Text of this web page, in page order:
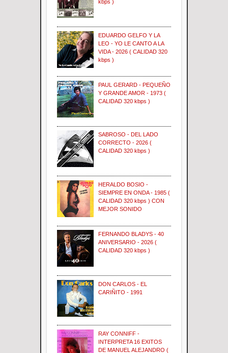
kbps )
EDUARDO GELFO Y LA
LEO - YO LE CANTO A LA
VIDA - 2026 ( CALIDAD 320
kbps )
PAUL GERARD - PEQUEÑO
Y GRANDE AMOR - 1973 (
CALIDAD 320 kbps )
SABROSO - DEL LADO
CORRECTO - 2026 (
CALIDAD 320 kbps )
HERALDO BOSIO -
SIEMPRE EN ONDA - 1985 (
CALIDAD 320 kbps ) CON
MEJOR SONIDO
FERNANDO BLADYS - 40
ANIVERSARIO - 2026 (
CALIDAD 320 kbps )
DON CARLOS - EL
CARIÑITO - 1991
RAY CONNIFF -
INTERPRETA 16 EXITOS
DE MANUEL ALEJANDRO (